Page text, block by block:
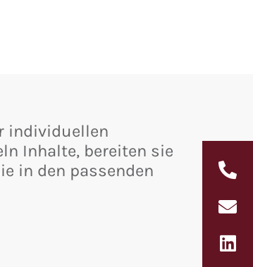
individuellen
Inhalte, bereiten sie
in den passenden